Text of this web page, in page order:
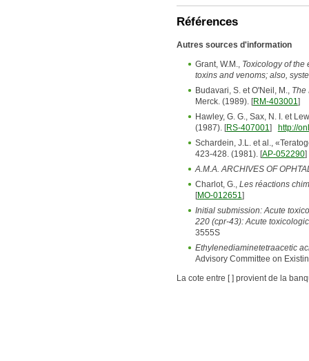
Références
Autres sources d'information
Grant, W.M., Toxicology of the
toxins and venoms; also,
Budavari, S. et O'Neil, M., The
Merck. (1989). [RM-403001]
Hawley, G. G., Sax, N. I. et
(1987). [RS-407001] http://
Schardein, J.L. et al.,
423-428. (1981). [AP-052290]
A.M.A. ARCHIVES OF
Charlot, G., Les réactions
[MO-012651]
Initial submission: Acute
220 (cpr-43): Acute
3555S
Ethylenediaminetetraacetic
Advisory Committee on
La cote entre [ ] provient de la